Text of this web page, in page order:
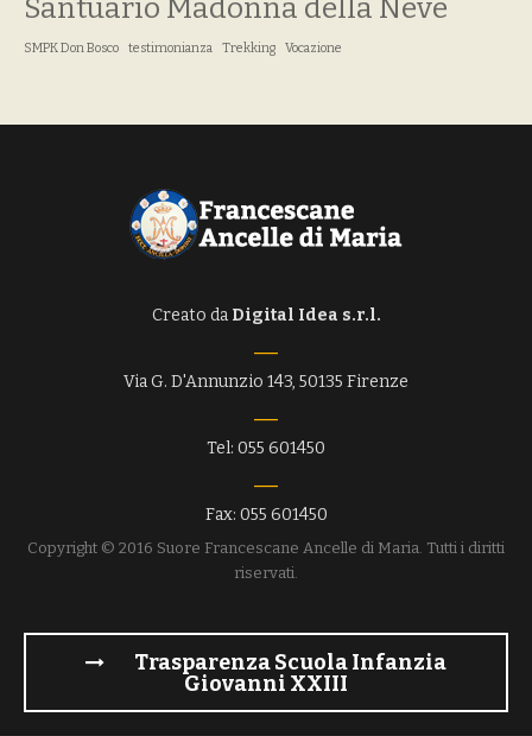
Santuario Madonna della Neve
SMPK Don Bosco testimonianza Trekking Vocazione
Creato da Digital Idea s.r.l.
Via G. D'Annunzio 143, 50135 Firenze
Tel: 055 601450
Fax: 055 601450
Copyright © 2016 Suore Francescane Ancelle di Maria. Tutti i diritti
riservati.
Trasparenza Scuola Infanzia
Giovanni XXIII